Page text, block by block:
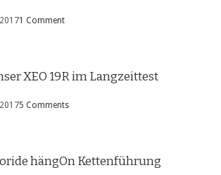
1 Comment
XEO 19R im Langzeittest
5 Comments
hängOn Kettenführung